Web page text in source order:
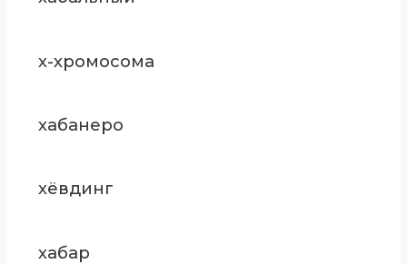
х-хромосома
хабанеро
хёвдинг
хабар